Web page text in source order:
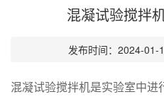
混凝试验搅拌
发布时间：2024-01-
混凝试验搅拌机是实验室中